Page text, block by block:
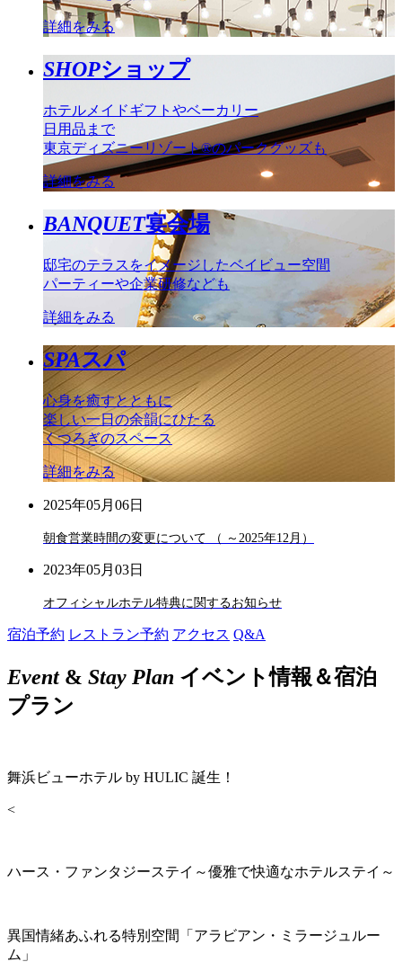
詳細をみる
SHOPショップ
ホテルメイドギフトやベーカリー
日用品まで
東京ディズニーリゾート®のパークグッズも
詳細をみる
BANQUET宴会場
邸宅のテラスをイメージしたベイビュー空間
パーティーや企業研修なども
詳細をみる
SPAスパ
心身を癒すとともに
楽しい一日の余韻にひたる
くつろぎのスペース
詳細をみる
2025年05月06日
朝食営業時間の変更について （ ～2025年12月）
2023年05月03日
オフィシャルホテル特典に関するお知らせ
宿泊予約 レストラン予約 アクセス Q&A
Event& Stay Plan イベント情報＆宿泊
プラン
舞浜ビューホテル by HULIC 誕生！
<
ハース・ファンタジーステイ～優雅で快適なホテルステイ～
異国情緒あふれる特別空間「アラビアン・ミラージュルー
ム」